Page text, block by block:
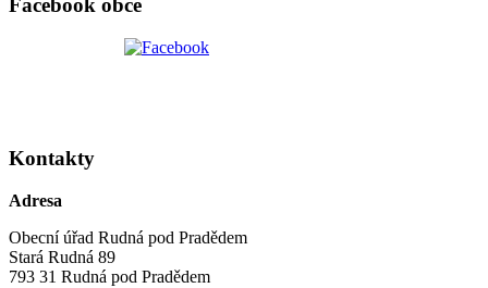
Facebook obce
Kontakty
Adresa
Obecní úřad Rudná pod Pradědem
Stará Rudná 89
793 31 Rudná pod Pradědem